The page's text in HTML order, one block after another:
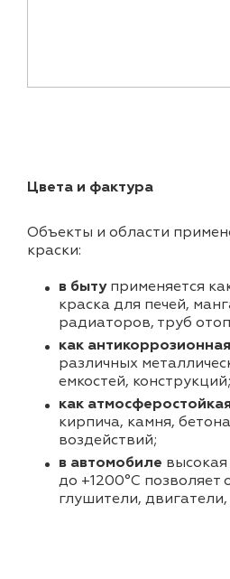
Цвета и фактура
Объекты и области
краски:
в быту применяется
краска для печей,
радиаторов, труб
как
различных
емкостей, конструкций;
как
кирпича, камня,
воздействий;
в автомобиле
до +1200°С позволяет
глушители,